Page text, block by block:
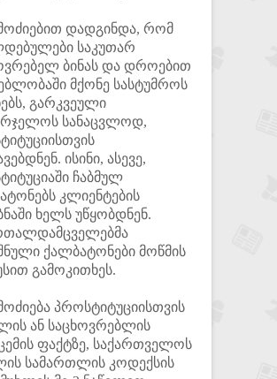
დადგინდა, რომ
საკუთარ
ბინას და დროებით
მქონე სასტუმროს
გარკვეული
სანაცვლოდ,
ისინი, ასევე,
ჩაბმულ
კლიენტების
ხელს უწყობდნენ.
ქალბატონები მოწმის
გამოკითხეს.
პროსტიტუციისთვის
ან საცხოვრებლის
ფაქტზე, საქართველოს
სამართლის კოდექსის